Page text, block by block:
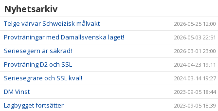
Nyhetsarkiv
Telge värvar Schweizisk målvakt 2026-05-25 12:00
Provträningar med Damallsvenska laget! 2026-05-03 22:51
Seriesegern är säkrad! 2026-03-01 23:00
Provträning D2 och SSL 2024-04-23 19:11
Seriesegrare och SSL kval! 2024-03-14 19:27
DM Vinst 2023-09-05 18:44
Lagbygget fortsätter 2023-09-05 18:39